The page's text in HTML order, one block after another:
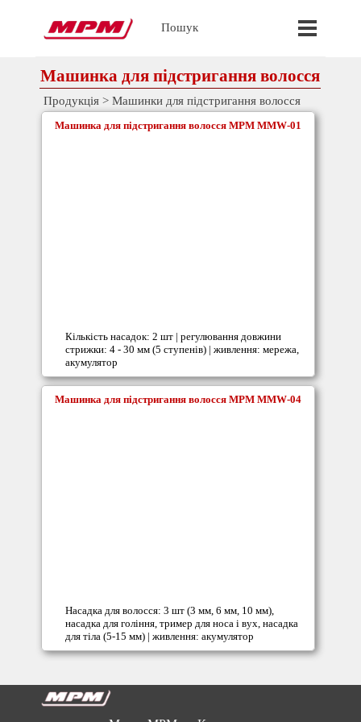
Пошук
Машинка для підстригання волосся
Продукція> Машинки для підстригання волосся
Машинка для підстригання волосся MPM MMW-01
Кількість насадок: 2 шт | регулювання довжини
стрижки: 4 - 30 мм (5 ступенів) | живлення: мережа,
акумулятор
Машинка для підстригання волосся MPM MMW-04
Насадка для волосся: 3 шт (3 мм, 6 мм, 10 мм),
насадка для гоління, тример для носа і вух, насадка
для тіла (5-15 мм) | живлення: акумулятор